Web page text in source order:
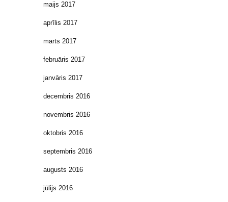
maijs 2017
aprīlis 2017
marts 2017
februāris 2017
janvāris 2017
decembris 2016
novembris 2016
oktobris 2016
septembris 2016
augusts 2016
jūlijs 2016